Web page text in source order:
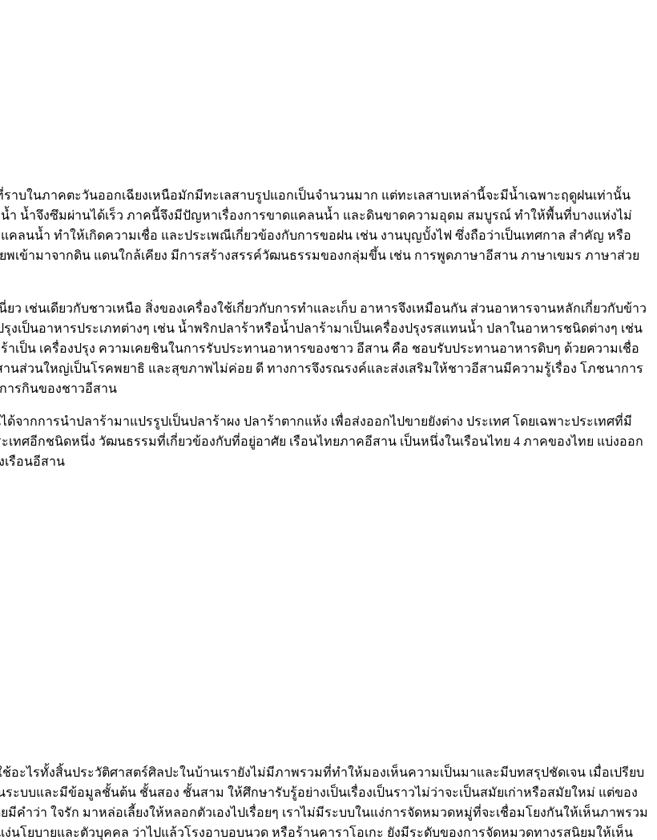
บในภาคตะวันออกเฉียงเหนือมักมีทะเลสาบรูปแอกเป็นจำนวนมาก แต่ทะเลสาบเหล่านี้จะมีน้ำเฉพาะฤดูฝนเท่านั้น
ำ น้ำจึงซึมผ่านได้เร็ว ภาคนี้จึงมีปัญหาเรื่องการขาดแคลนน้ำ และดินขาดความอุดม สมบูรณ์ ทำให้พื้นที่บางแห่งไม่
ลนน้ำ ทำให้เกิดความเชื่อ และประเพณีเกี่ยวข้องกับการขอฝน เช่น งานบุญบั้งไฟ ซึ่งถือว่าเป็นเทศกาล สำคัญ หรือ
ข้ามาจากดิน แดนใกล้เคียง มีการสร้างสรรค์วัฒนธรรมของกลุ่มขึ้น เช่น การพูดภาษาอีสาน ภาษาเขมร ภาษาส่วย
เช่นเดียวกับชาวเหนือ สิ่งของเครื่องใช้เกี่ยวกับการทำและเก็บ อาหารจึงเหมือนกัน ส่วนอาหารจานหลักเกี่ยวกับข้าว
เป็นอาหารประเภทต่างๆ เช่น น้ำพริกปลาร้าหรือน้ำปลาร้ามาเป็นเครื่องปรุงรสแทนน้ำ ปลาในอาหารชนิดต่างๆ เช่น
ป็น เครื่องปรุง ความเคยชินในการรับประทานอาหารของชาว อีสาน คือ ชอบรับประทานอาหารดิบๆ ด้วยความเชื่อ
นส่วนใหญ่เป็นโรคพยาธิ และสุขภาพไม่ค่อย ดี ทางการจึงรณรงค์และส่งเสริมให้ชาวอีสานมีความรู้เรื่อง โภชนาการ
ารกินของชาวอีสาน
ากการนำปลาร้ามาแปรรูปเป็นปลาร้าผง ปลาร้าตากแห้ง เพื่อส่งออกไปขายยังต่าง ประเทศ โดยเฉพาะประเทศที่มี
ทศอีกชนิดหนึ่ง วัฒนธรรมที่เกี่ยวข้องกับที่อยู่อาศัย เรือนไทยภาคอีสาน เป็นหนึ่งในเรือนไทย 4 ภาคของไทย แบ่งออก
เรือนอีสาน
ไรทั้งสิ้นประวัติศาสตร์ศิลปะในบ้านเรายังไม่มีภาพรวมที่ทำให้มองเห็นความเป็นมาและมีบทสรุปชัดเจน เมื่อเปรียบ
ะบบและมีข้อมูลชั้นต้น ชั้นสอง ชั้นสาม ให้ศึกษารับรู้อย่างเป็นเรื่องเป็นราวไม่ว่าจะเป็นสมัยเก่าหรือสมัยใหม่ แต่ของ
คำว่า ใจรัก มาหล่อเลี้ยงให้หลอกตัวเองไปเรื่อยๆ เราไม่มีระบบในแง่การจัดหมวดหมู่ที่จะเชื่อมโยงกันให้เห็นภาพรวม
ยบายและตัวบุคคล ว่าไปแล้วโรงอาบอบนวด หรือร้านคาราโอเกะ ยังมีระดับของการจัดหมวดทางรสนิยมให้เห็น